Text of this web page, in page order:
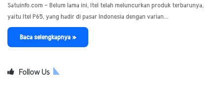
Satuinfo.com – Belum lama ini, Itel telah meluncurkan produk terbarunya,
yaitu Itel P65, yang hadir di pasar Indonesia dengan varian…
Baca selengkapnya »
Follow Us